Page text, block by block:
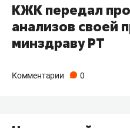
КЖК передал
анализов своей
минздраву РТ
Комментарии 0